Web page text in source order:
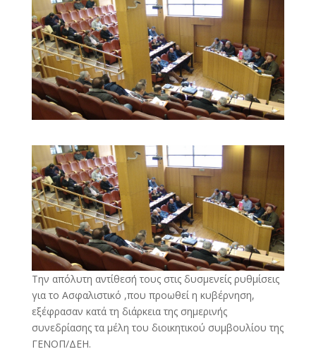
Την απόλυτη αντίθεσή τους στις δυσμενείς ρυθμίσεις
για το Ασφαλιστικό ,που προωθεί η κυβέρνηση,
εξέφρασαν κατά τη διάρκεια της σημερινής
συνεδρίασης τα μέλη του διοικητικού συμβουλίου της
ΓΕΝΟΠ/ΔΕΗ.